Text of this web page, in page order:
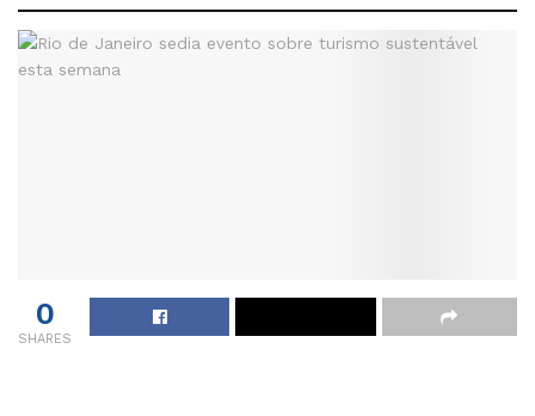
0
SHARES